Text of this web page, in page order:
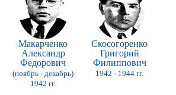
Макарченко
Александр
Федорович
(ноябрь - декабрь)
1942 гг.
Скосогоренко
Григорий
Филиппович
1942 - 1944 гг.